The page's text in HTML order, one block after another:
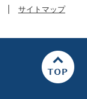
サイトマップ